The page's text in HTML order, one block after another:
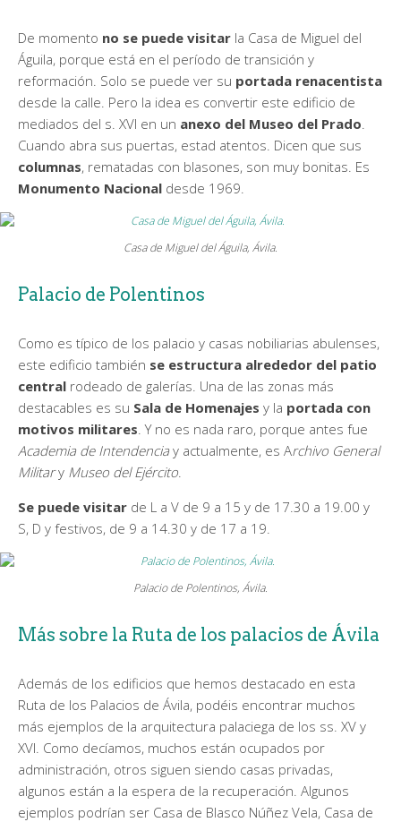
De momento no se puede visitar la Casa de Miguel del
Águila, porque está en el período de transición y
reformación. Solo se puede ver su portada renacentista
desde la calle. Pero la idea es convertir este edificio de
mediados del s. XVI en un anexo del Museo del Prado.
Cuando abra sus puertas, estad atentos. Dicen que sus
columnas, rematadas con blasones, son muy bonitas. Es
Monumento Nacional desde 1969.
Casa de Miguel del Águila, Ávila.
Palacio de Polentinos
Como es típico de los palacio y casas nobiliarias abulenses,
este edificio también se estructura alrededor del patio
central rodeado de galerías. Una de las zonas más
destacables es su Sala de Homenajes y la portada con
motivos militares. Y no es nada raro, porque antes fue
Academia de Intendenciay actualmente, es Archivo General
Military Museo del Ejército.
Se puede visitar de L a V de 9 a 15 y de 17.30 a 19.00 y
S, D y festivos, de 9 a 14.30 y de 17 a 19.
Palacio de Polentinos, Ávila.
Más sobre la Ruta de los palacios de Ávila
Además de los edificios que hemos destacado en esta
Ruta de los Palacios de Ávila, podéis encontrar muchos
más ejemplos de la arquitectura palaciega de los ss. XV y
XVI. Como decíamos, muchos están ocupados por
administración, otros siguen siendo casas privadas,
algunos están a la espera de la recuperación. Algunos
ejemplos podrían ser Casa de Blasco Núñez Vela, Casa de